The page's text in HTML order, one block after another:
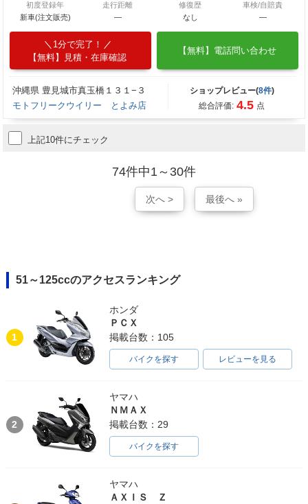
初度登録年
新車(注文販売)
走行距離
―
修復歴
なし
車検/自賠責
―
1分で完了！
【無料】見積・在庫確認
【無料】電話問い合わせ
沖縄県 豊見城市真玉橋１３１−３
モトフリークウイリー とよみ店
ショップレビュー(8件)
総合評価: 4.5 点
上記10件にチェック
74件中1～30件
次へ > 最後へ »
51～125ccのアクセスランキング
1
ホンダ
ＰＣＸ
掲載台数：105
バイクを探す レビューを見る
2
ヤマハ
ＮＭＡＸ
掲載台数：29
バイクを探す
ヤマハ
ＡＸＩＳ Ｚ